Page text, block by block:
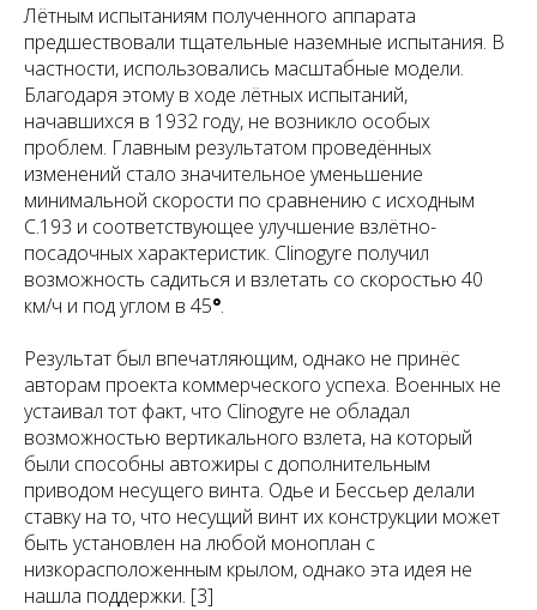
Лётным испытаниям полученного аппарата
предшествовали тщательные наземные испытания. В
частности, использовались масштабные модели.
Благодаря этому в ходе лётных испытаний,
начавшихся в 1932 году, не возникло особых
проблем. Главным результатом проведённых
изменений стало значительное уменьшение
минимальной скорости по сравнению с исходным
C.193 и соответствующее улучшение взлётно-
посадочных характеристик. Clinogyre получил
возможность садиться и взлетать со скоростью 40
км/ч и под углом в 45°.
Результат был впечатляющим, однако не принёс
авторам проекта коммерческого успеха. Военных не
устаивал тот факт, что Clinogyre не обладал
возможностью вертикального взлета, на который
были способны автожиры с дополнительным
приводом несущего винта. Одье и Бессьер делали
ставку на то, что несущий винт их конструкции может
быть установлен на любой моноплан с
низкорасположенным крылом, однако эта идея не
нашла поддержки. [3]